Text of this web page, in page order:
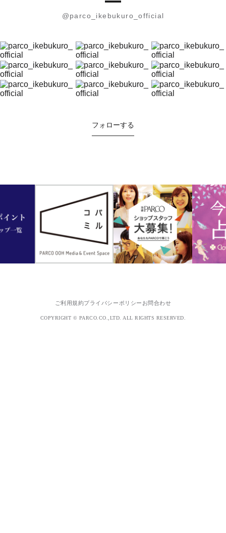
@parco_ikebukuro_official
フォローする
ご利用規約プライバシーポリシー お問合わせ
COPYRIGHT © PARCO.CO.,LTD. ALL RIGHTS RESERVED.